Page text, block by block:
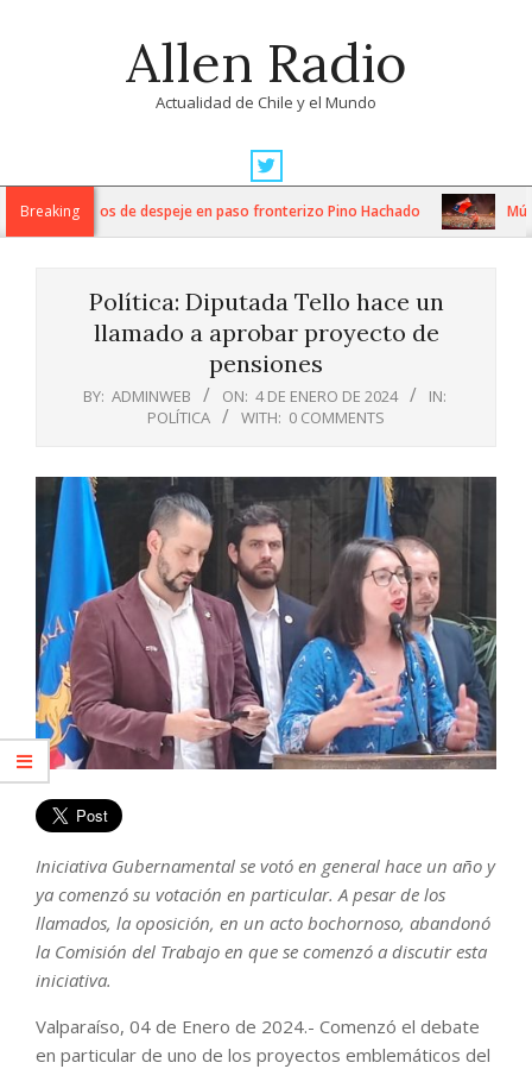
Allen Radio
Actualidad de Chile y el Mundo
Navigation
MenuBreaking
trabajos de despeje en paso fronterizo Pino Hachado
Política: Diputada Tello hace un
llamado a aprobar proyecto de
pensiones
BY: ADMINWEB ON: 4 DE ENERO DE 2024
IN:
POLÍTICA
WITH: 0 COMMENTS
Iniciativa Gubernamental se votó en general hace un año y
ya comenzó su votación en particular. A pesar de los
llamados, la oposición, en un acto bochornoso, abandonó
la Comisión del Trabajo en que se comenzó a discutir esta
iniciativa.
Valparaíso, 04 de Enero de 2024.- Comenzó el debate
en particular de uno de los proyectos emblemáticos del